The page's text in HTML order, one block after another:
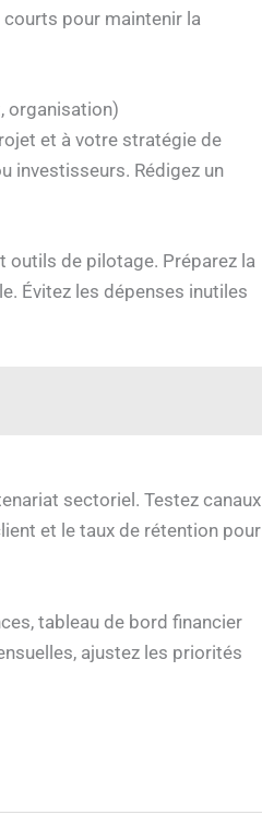
pour maintenir la
organisation)
et à votre stratégie de
investisseurs. Rédigez un
outils de pilotage. Préparez la
Évitez les dépenses inutiles
sectoriel. Testez canaux
et le taux de rétention pour
tableau de bord financier
ajustez les priorités